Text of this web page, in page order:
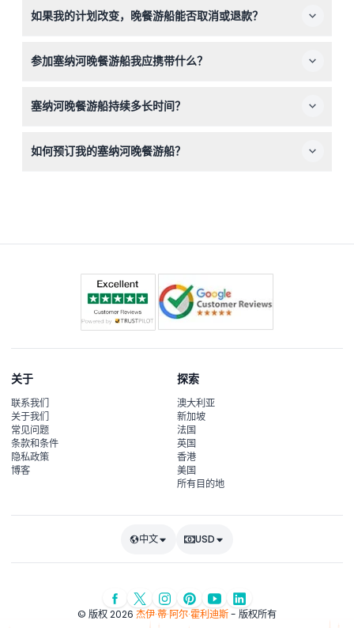
费加入。
如果我的计划改变，晚餐游船能否取消或退款？
时间。
参加塞纳河晚餐游船我应携带什么？
夜晚；酒精饮料和小费不包含在内，请提前安排。
塞纳河晚餐游船持续多长时间？
所选择的服务。
如何预订我的塞纳河晚餐游船？
关于
联系我们
关于我们
常见问题
条款和条件
隐私政策
博客
探索
澳大利亚
新加坡
法国
英国
香港
美国
所有目的地
中文 USD
© 版权 2026 杰伊·蒂·阿尔·霍利迪斯- 版权所有